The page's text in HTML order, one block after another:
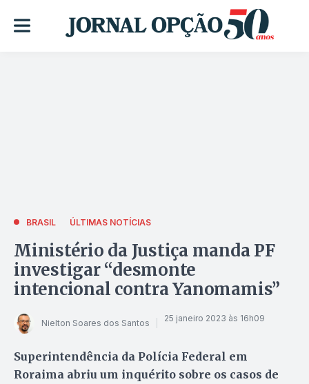
BRASIL ÚLTIMAS NOTÍCIAS
Ministério da Justiça manda PF
investigar “desmonte
intencional contra Yanomamis”
Nielton Soares dos Santos 25 janeiro 2023 às 16h09
Superintendência da Polícia Federal em
Roraima abriu um inquérito sobre os casos de